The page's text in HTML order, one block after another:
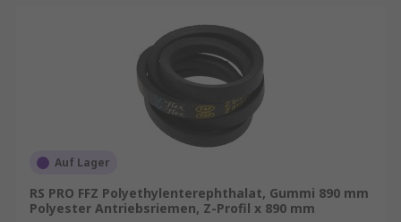
Auf Lager
RS PRO FFZ Polyethylenterephthalat, Gummi 890 mm
Polyester Antriebsriemen, Z-Profil x 890 mm